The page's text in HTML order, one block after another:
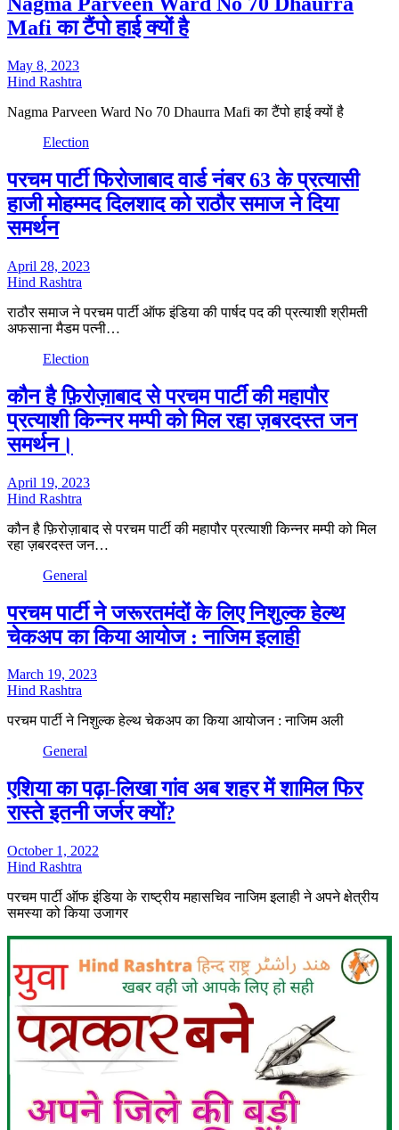
Mafi का टैंपो हाई क्यों है
May 8, 2023
Hind Rashtra
Nagma Parveen Ward No 70 Dhaurra Mafi का टैंपो हाई क्यों है
Election
परचम पार्टी फिरोजाबाद वार्ड नंबर 63 के प्रत्यासी
हाजी मोहम्मद दिलशाद को राठौर समाज ने दिया
समर्थन
April 28, 2023
Hind Rashtra
राठौर समाज ने परचम पार्टी ऑफ इंडिया की पार्षद पद की प्रत्याशी श्रीमती
अफसाना मैडम पत्नी…
Election
कौन है फ़िरोज़ाबाद से परचम पार्टी की महापौर
प्रत्याशी किन्नर मम्पी को मिल रहा ज़बरदस्त जन
समर्थन।
April 19, 2023
Hind Rashtra
कौन है फ़िरोज़ाबाद से परचम पार्टी की महापौर प्रत्याशी किन्नर मम्पी को मिल
रहा ज़बरदस्त जन…
General
परचम पार्टी ने जरूरतमंदों के लिए निशुल्क हेल्थ
चेकअप का किया आयोज : नाजिम इलाही
March 19, 2023
Hind Rashtra
परचम पार्टी ने निशुल्क हेल्थ चेकअप का किया आयोजन : नाजिम अली
General
एशिया का पढ़ा-लिखा गांव अब शहर में शामिल फिर
रास्ते इतनी जर्जर क्यों?
October 1, 2022
Hind Rashtra
परचम पार्टी ऑफ इंडिया के राष्ट्रीय महासचिव नाजिम इलाही ने अपने क्षेत्रीय
समस्या को किया उजागर